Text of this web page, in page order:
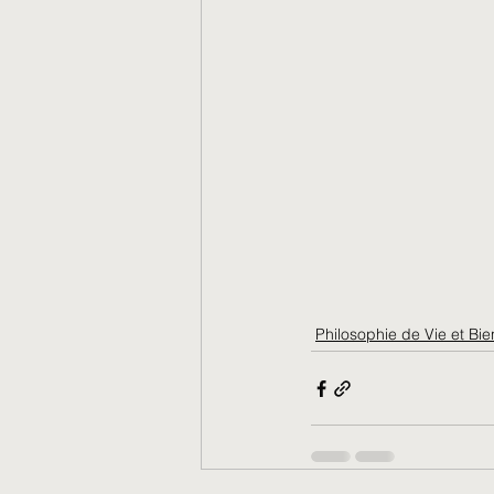
Philosophie de Vie et